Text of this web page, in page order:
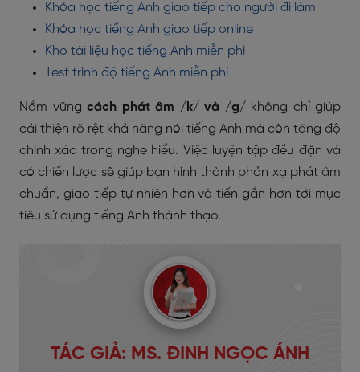
Khóa học tiếng Anh giao tiếp cho người đi làm
Khóa học tiếng Anh giao tiếp online
Kho tài liệu học tiếng Anh miễn phí
Test trình độ tiếng Anh miễn phí
Nắm vững cách phát âm /k/ và /g/ không chỉ giúp
cải thiện rõ rệt khả năng nói tiếng Anh mà còn tăng độ
chính xác trong nghe hiểu. Việc luyện tập đều đặn và
có chiến lược sẽ giúp bạn hình thành phản xạ phát âm
chuẩn, giao tiếp tự nhiên hơn và tiến gần hơn tới mục
tiêu sử dụng tiếng Anh thành thạo.
TÁC GIẢ: MS. ĐINH NGỌC ÁNH